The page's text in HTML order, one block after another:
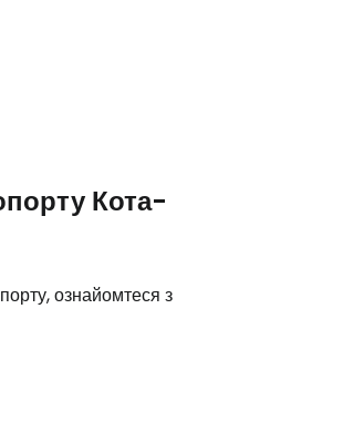
Кота-
ознайомтеся з